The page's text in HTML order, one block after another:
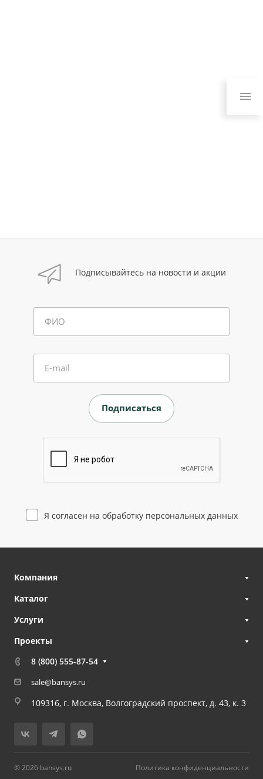
Подписывайтесь на новости и акции
ФИО
E-mail
Я согласен на обработку персональных данных
Компания
Каталог
Услуги
Проекты
8 (800) 555-87-54
sale@bansys.ru
109316, г. Москва, Волгоградский проспект, д. 43, к. 3
© 2026 bansys.ru Политика конфиденциальности